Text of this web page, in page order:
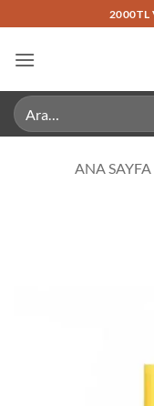
atla
2000TL
Ara:
ANA SAYFA